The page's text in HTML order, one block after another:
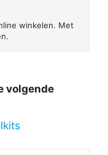
winkelen. Met
volgende